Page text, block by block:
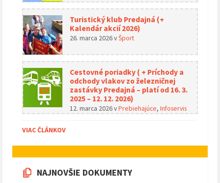
Turistický klub Predajná (+
Kalendár akcií 2026)
26. marca 2026vŠport
Cestovné poriadky ( + Príchody a
odchody vlakov zo železničnej
zastávky Predajná – platí od 16. 3.
2025 – 12. 12. 2026)
12. marca 2026vPrebiehajúce, Infoservis
VIAC ČLÁNKOV
NAJNOVŠIE DOKUMENTY